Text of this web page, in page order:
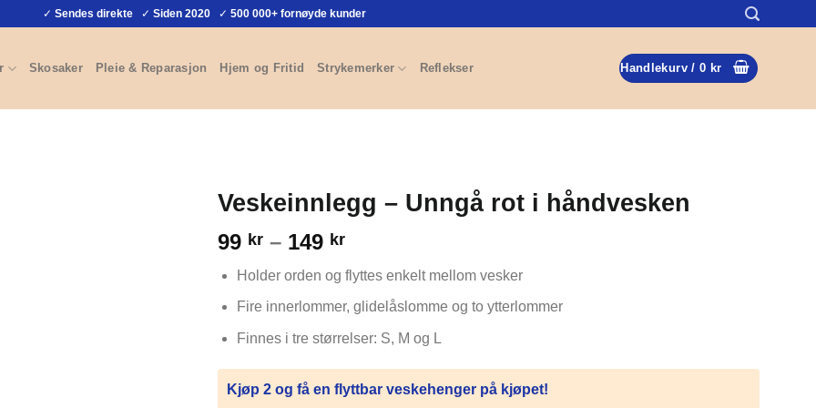
✓ Sendes direkte✓ Siden 2020✓ 500 000+ fornøyde kunder
Skosaker Pleie & Reparasjon Hjem og Fritid Strykemerker Reflekser Handlekurv /0 kr
Veskeinnlegg – Unngå rot i håndvesken
99 kr – 149 krPrisområde:
til
149 kr
Holder orden og flyttes enkelt mellom vesker
Fire innerlommer, glidelåslomme og to ytterlommer
Finnes i tre størrelser: S, M og L
Kjøp 2 og få en flyttbar veskehenger på kjøpet!